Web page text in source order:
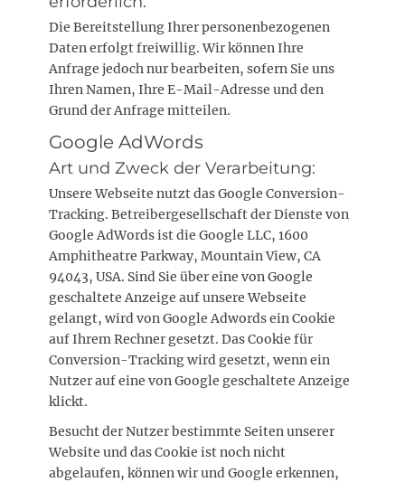
Die Bereitstellung Ihrer personenbezogenen
Daten erfolgt freiwillig. Wir können Ihre
Anfrage jedoch nur bearbeiten, sofern Sie uns
Ihren Namen, Ihre E-Mail-Adresse und den
Grund der Anfrage mitteilen.
Google AdWords
Art und Zweck der Verarbeitung:
Unsere Webseite nutzt das Google Conversion-
Tracking. Betreibergesellschaft der Dienste von
Google AdWords ist die Google LLC, 1600
Amphitheatre Parkway, Mountain View, CA
94043, USA. Sind Sie über eine von Google
geschaltete Anzeige auf unsere Webseite
gelangt, wird von Google Adwords ein Cookie
auf Ihrem Rechner gesetzt. Das Cookie für
Conversion-Tracking wird gesetzt, wenn ein
Nutzer auf eine von Google geschaltete Anzeige
klickt.
Besucht der Nutzer bestimmte Seiten unserer
Website und das Cookie ist noch nicht
abgelaufen, können wir und Google erkennen,